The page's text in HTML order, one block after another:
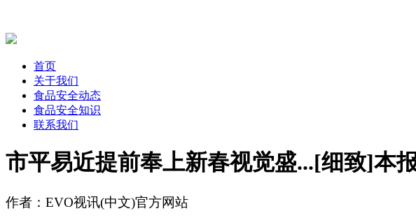
首页
关于我们
食品安全动态
食品安全知识
联系我们
市平易近提前奉上新春视觉盛...[细致]本
作者：EVO视讯(中文)官方网站